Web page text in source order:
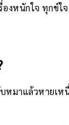
องหนักใจ ทุกข์ใ
บหมาแล้วหายเห